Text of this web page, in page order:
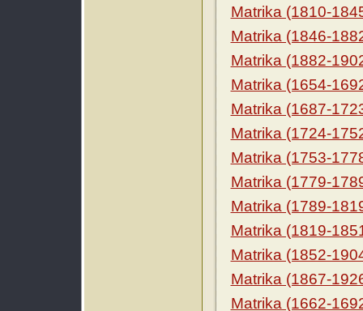
Matrika (1810-
Matrika (1846-
Matrika (1882-
Matrika (1654-
Matrika (1687-
Matrika (1724-
Matrika (1753-
Matrika (1779-
Matrika (1789-
Matrika (1819-
Matrika (1852-
Matrika (1867-
Matrika (1662-